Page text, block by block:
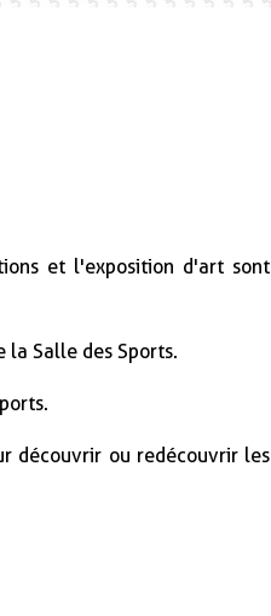
et l'exposition d'art sont
la Salle des Sports.
découvrir ou redécouvrir les